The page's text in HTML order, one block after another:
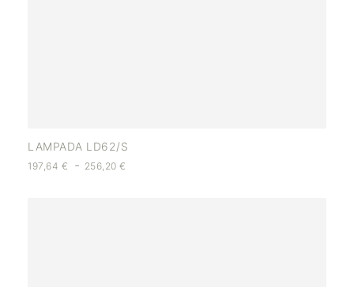
LAMPADA LD62/S
197,64 € - 256,20€